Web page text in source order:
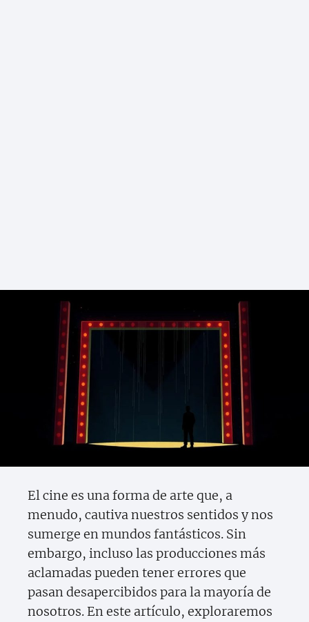
El cine es una forma de arte que, a
menudo, cautiva nuestros sentidos y nos
sumerge en mundos fantásticos. Sin
embargo, incluso las producciones más
aclamadas pueden tener errores que
pasan desapercibidos para la mayoría de
nosotros. En este artículo, exploraremos